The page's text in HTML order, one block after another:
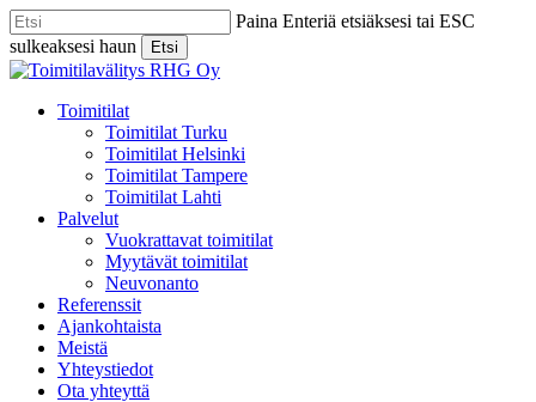
Skip
to
main
content
Paina Enteriä etsiäksesi tai ESC
sulkeaksesi haun
Etsi
Close
Menu
Toimitilat
Toimitilat Turku
Toimitilat Helsinki
Toimitilat Tampere
Toimitilat Lahti
Palvelut
Vuokrattavat toimitilat
Myytävät toimitilat
Neuvonanto
Referenssit
Ajankohtaista
Meistä
Yhteystiedot
Ota yhteyttä